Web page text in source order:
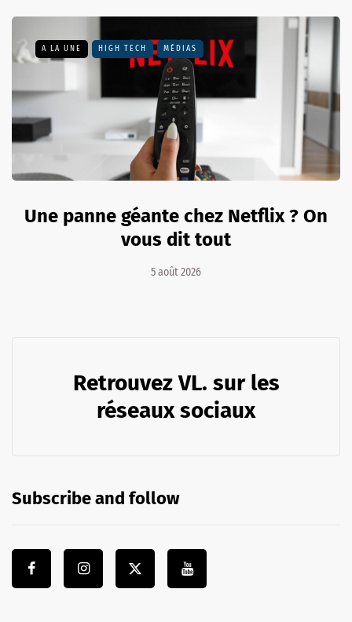
A LA UNE HIGH TECH MÉDIAS
Une panne géante chez Netflix ? On
vous dit tout
5 août 2026
Retrouvez VL. sur les
réseaux sociaux
Subscribe and follow